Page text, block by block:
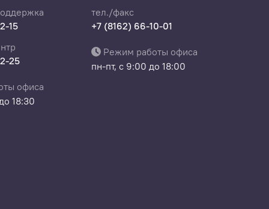
15
25
офиса
18:30
тел./факс
+7 (8162) 66-10-01
Режим работы офиса
пн-пт, с 9:00 до 18:00